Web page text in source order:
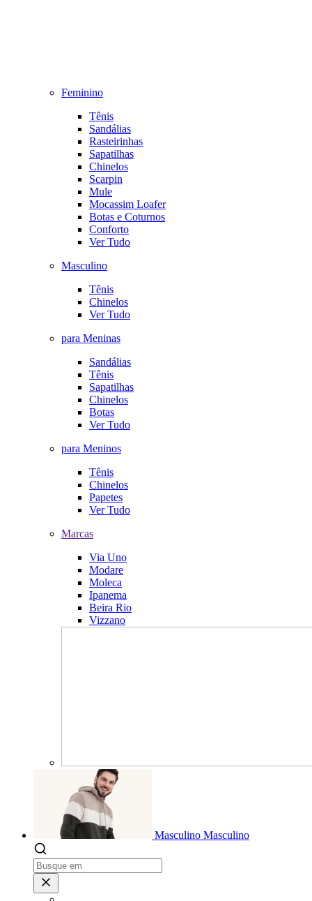
Feminino
Tênis
Sandálias
Rasteirinhas
Sapatilhas
Chinelos
Scarpin
Mule
Mocassim Loafer
Botas e Coturnos
Conforto
Ver Tudo
Masculino
Tênis
Chinelos
Ver Tudo
para Meninas
Sandálias
Tênis
Sapatilhas
Chinelos
Botas
Ver Tudo
para Meninos
Tênis
Chinelos
Papetes
Ver Tudo
Marcas
Via Uno
Modare
Moleca
Ipanema
Beira Rio
Vizzano
Masculino Masculino